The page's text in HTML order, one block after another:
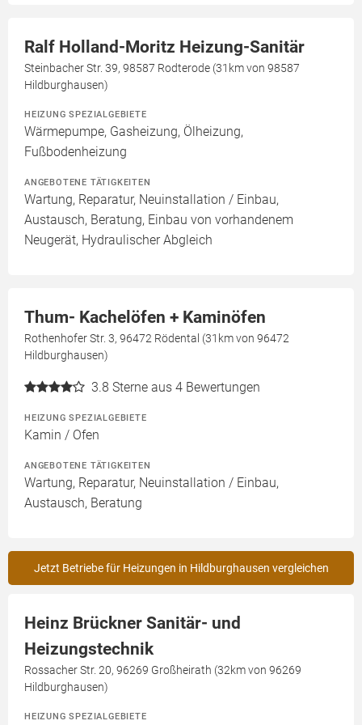
Ralf Holland-Moritz Heizung-Sanitär
Steinbacher Str. 39, 98587 Rodterode (31km von 98587
Hildburghausen)
HEIZUNG SPEZIALGEBIETE
Wärmepumpe, Gasheizung, Ölheizung,
Fußbodenheizung
ANGEBOTENE TÄTIGKEITEN
Wartung, Reparatur, Neuinstallation / Einbau,
Austausch, Beratung, Einbau von vorhandenem
Neugerät, Hydraulischer Abgleich
Thum- Kachelöfen + Kaminöfen
Rothenhofer Str. 3, 96472 Rödental (31km von 96472
Hildburghausen)
3.8 Sterne aus 4 Bewertungen
HEIZUNG SPEZIALGEBIETE
Kamin / Ofen
ANGEBOTENE TÄTIGKEITEN
Wartung, Reparatur, Neuinstallation / Einbau,
Austausch, Beratung
Jetzt Betriebe für Heizungen in Hildburghausen vergleichen
Heinz Brückner Sanitär- und
Heizungstechnik
Rossacher Str. 20, 96269 Großheirath (32km von 96269
Hildburghausen)
HEIZUNG SPEZIALGEBIETE